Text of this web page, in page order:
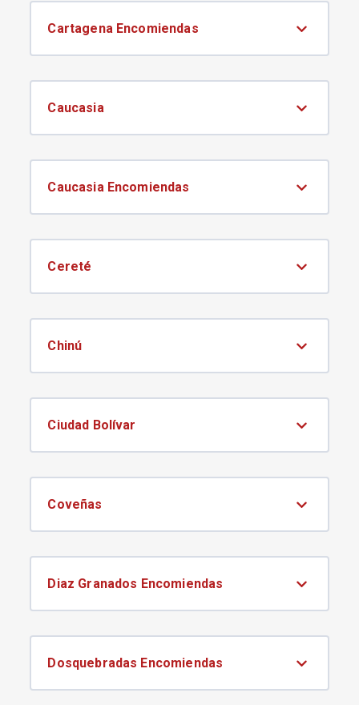
Cartagena Encomiendas
Caucasia
Caucasia Encomiendas
Cereté
Chinú
Ciudad Bolívar
Coveñas
Diaz Granados Encomiendas
Dosquebradas Encomiendas